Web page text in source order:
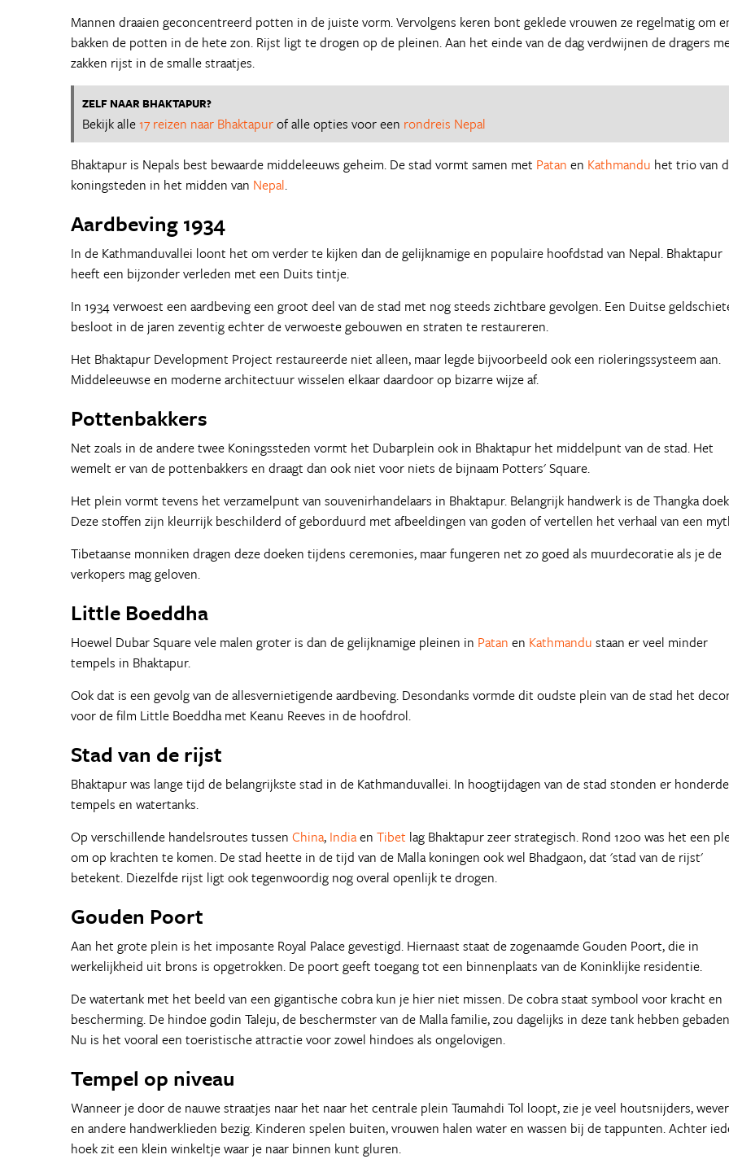
Mannen draaien geconcentreerd potten in de juiste vorm. Vervolgens keren bont geklede vrouwen ze regelmatig om
bakken de potten in de hete zon. Rijst ligt te drogen op de pleinen. Aan het einde van de dag verdwijnen de dragers
zakken rijst in de smalle straatjes.
ZELF NAAR BHAKTAPUR?
Bekijk alle17 reizen naar Bhaktapurof alle opties voor een rondreis Nepal
Bhaktapur is Nepals best bewaarde middeleeuws geheim. De stad vormt samen met Patan en Kathmandu het trio van
koningsteden in het midden van Nepal.
Aardbeving 1934
In de Kathmanduvallei loont het om verder te kijken dan de gelijknamige en populaire hoofdstad van Nepal. Bhaktapur
heeft een bijzonder verleden met een Duits tintje.
In 1934 verwoest een aardbeving een groot deel van de stad met nog steeds zichtbare gevolgen. Een Duitse
besloot in de jaren zeventig echter de verwoeste gebouwen en straten te restaureren.
Het Bhaktapur Development Project restaureerde niet alleen, maar legde bijvoorbeeld ook een rioleringssysteem aan.
Middeleeuwse en moderne architectuur wisselen elkaar daardoor op bizarre wijze af.
Pottenbakkers
Net zoals in de andere twee Koningssteden vormt het Dubarplein ook in Bhaktapur het middelpunt van de stad. Het
wemelt er van de pottenbakkers en draagt dan ook niet voor niets de bijnaam Potters' Square.
Het plein vormt tevens het verzamelpunt van souvenirhandelaars in Bhaktapur. Belangrijk handwerk is de Thangka
Deze stoffen zijn kleurrijk beschilderd of geborduurd met afbeeldingen van goden of vertellen het verhaal van een
Tibetaanse monniken dragen deze doeken tijdens ceremonies, maar fungeren net zo goed als muurdecoratie als je de
verkopers mag geloven.
Little Boeddha
Hoewel Dubar Square vele malen groter is dan de gelijknamige pleinen in Patan en Kathmandu staan er veel minder
tempels in Bhaktapur.
Ook dat is een gevolg van de allesvernietigende aardbeving. Desondanks vormde dit oudste plein van de stad het
voor de film Little Boeddha met Keanu Reeves in de hoofdrol.
Stad van de rijst
Bhaktapur was lange tijd de belangrijkste stad in de Kathmanduvallei. In hoogtijdagen van de stad stonden er
tempels en watertanks.
Op verschillende handelsroutes tussen China, Indiaen Tibet lag Bhaktapur zeer strategisch. Rond 1200 was het een
om op krachten te komen. De stad heette in de tijd van de Malla koningen ook wel Bhadgaon, dat 'stad van de rijst'
betekent. Diezelfde rijst ligt ook tegenwoordig nog overal openlijk te drogen.
Gouden Poort
Aan het grote plein is het imposante Royal Palace gevestigd. Hiernaast staat de zogenaamde Gouden Poort, die in
werkelijkheid uit brons is opgetrokken. De poort geeft toegang tot een binnenplaats van de Koninklijke residentie.
De watertank met het beeld van een gigantische cobra kun je hier niet missen. De cobra staat symbool voor kracht en
bescherming. De hindoe godin Taleju, de beschermster van de Malla familie, zou dagelijks in deze tank hebben
Nu is het vooral een toeristische attractie voor zowel hindoes als ongelovigen.
Tempel op niveau
Wanneer je door de nauwe straatjes naar het naar het centrale plein Taumahdi Tol loopt, zie je veel houtsnijders,
en andere handwerklieden bezig. Kinderen spelen buiten, vrouwen halen water en wassen bij de tappunten. Achter
hoek zit een klein winkeltje waar je naar binnen kunt gluren.